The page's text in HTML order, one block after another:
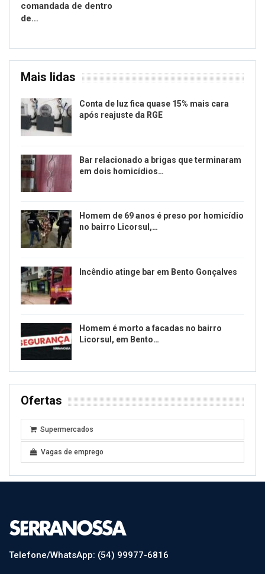
comandada de dentro
de…
Mais lidas
Conta de luz fica quase 15% mais cara
após reajuste da RGE
Bar relacionado a brigas que terminaram
em dois homicídios…
Homem de 69 anos é preso por homicídio
no bairro Licorsul,…
Incêndio atinge bar em Bento Gonçalves
Homem é morto a facadas no bairro
Licorsul, em Bento…
Ofertas
Supermercados
Vagas de emprego
Telefone/WhatsApp: (54) 99977-6816